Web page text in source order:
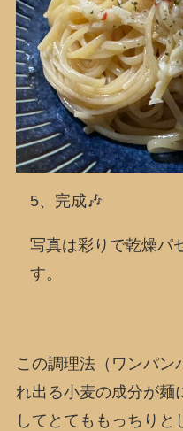
5、完成🎶
写真は彩りで乾燥パ
す。
この調理法（ワンパン
れ出る小麦の成分が麺
してとてももっちり